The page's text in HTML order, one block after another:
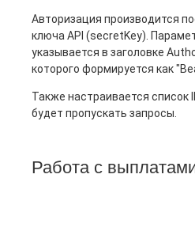
Авторизация производится
ключа API (secretKey).
указывается в заголовке
которого формируется как
Также настраивается список
будет пропускать запросы.
Работа с